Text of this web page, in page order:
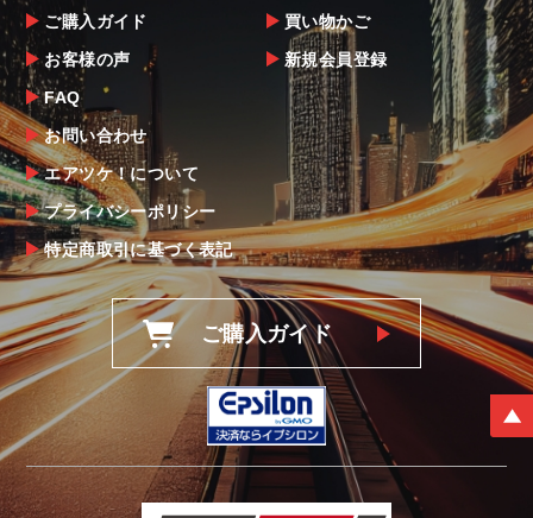
ご購入ガイド
お客様の声
FAQ
お問い合わせ
エアツケ！について
プライバシーポリシー
特定商取引に基づく表記
買い物かご
新規会員登録
ご購入ガイド